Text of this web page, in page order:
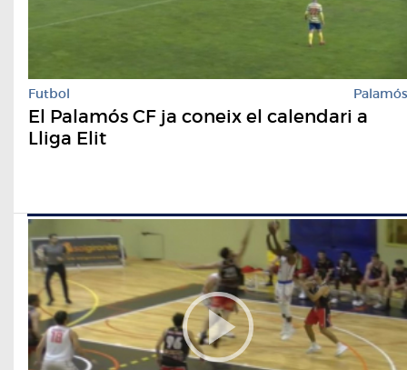
Futbol Palamós
El Palamós CF ja coneix el calendari a
Lliga Elit